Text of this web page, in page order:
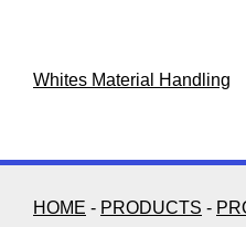
Whites Material Handling
HOME - PRODUCTS -